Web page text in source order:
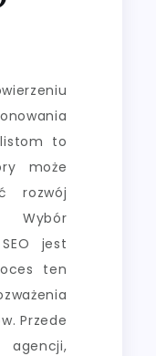
to
może
rozwój
jest
ten
Przede
agencji,